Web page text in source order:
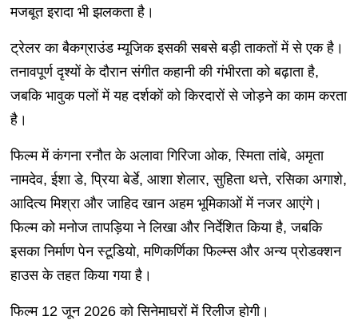
मजबूत इरादा भी झलकता है।
ट्रेलर का बैकग्राउंड म्यूजिक इसकी सबसे बड़ी ताकतों में से एक है।
तनावपूर्ण दृश्यों के दौरान संगीत कहानी की गंभीरता को बढ़ाता है,
जबकि भावुक पलों में यह दर्शकों को किरदारों से जोड़ने का काम करता
है।
फिल्म में कंगना रनौत के अलावा गिरिजा ओक, स्मिता तांबे, अमृता
नामदेव, ईशा डे, प्रिया बेर्डे, आशा शेलार, सुहिता थत्ते, रसिका अगाशे,
आदित्य मिश्रा और जाहिद खान अहम भूमिकाओं में नजर आएंगे।
फिल्म को मनोज तापड़िया ने लिखा और निर्देशित किया है, जबकि
इसका निर्माण पेन स्टूडियो, मणिकर्णिका फिल्म्स और अन्य प्रोडक्शन
हाउस के तहत किया गया है।
फिल्म 12 जून 2026 को सिनेमाघरों में रिलीज होगी।